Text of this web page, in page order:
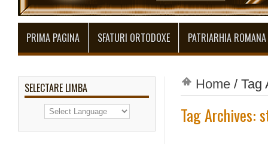
PRIMA PAGINA SFATURI ORTODOXE PATRIARHIA ROMANA
Home / Tag
Tag Archives:
SELECTARE LIMBA